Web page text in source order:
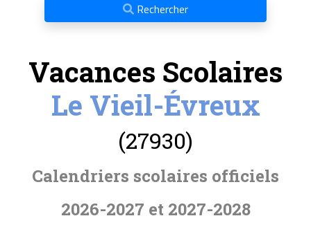
Rechercher
Vacances Scolaires
Le Vieil-Évreux
(27930)
Calendriers scolaires officiels
2026-2027 et 2027-2028